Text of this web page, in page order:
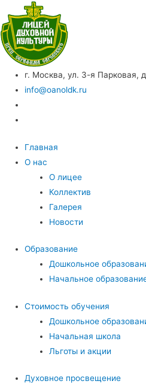
г. Москва, ул. 3-я Парковая,
info@oanoldk.ru
Главная
О нас
О лицее
Коллектив
Галерея
Новости
Образование
Дошкольное
Начальное
Стоимость обучения
Дошкольное
Начальная школа
Льготы и акции
Духовное просвещение